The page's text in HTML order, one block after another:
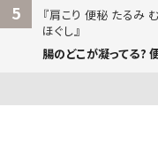
5
肩こり 便秘 たるみ
ほぐし
腸のどこが凝ってる?